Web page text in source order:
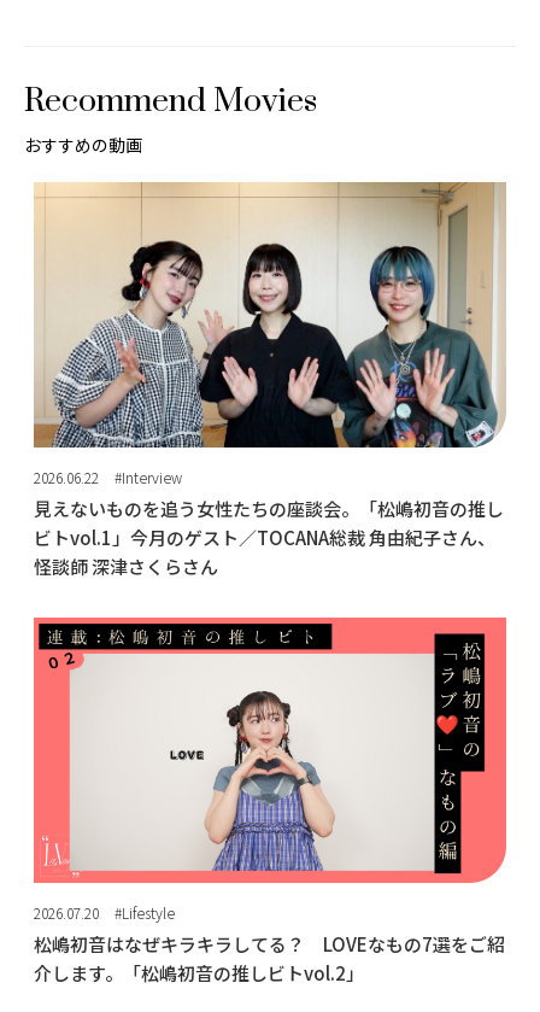
Recommend Movies
おすすめの動画
2026.06.22 #Interview
見えないものを追う女性たちの座談会。「松嶋初音の推し
ビトvol.1」今月のゲスト／TOCANA総裁 角由紀子さん、
怪談師 深津さくらさん
2026.07.20 #Lifestyle
松嶋初音はなぜキラキラしてる？ LOVEなもの7選をご紹
介します。「松嶋初音の推しビトvol.2」